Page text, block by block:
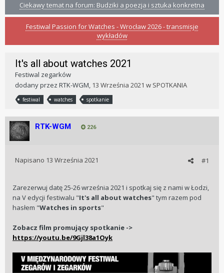
Ciekawy temat na forum: Budziki a poezja i sztuka konkretna
Festiwal Passion for Watches - Wrocław 2026 - transmisje
wykładów
It's all about watches 2021
Festiwal zegarków
dodany przez RTK-WGM, 13 Września 2021 w SPOTKANIA
festiwal watches spotkanie
RTK-WGM 226
#1
Napisano 13 Września 2021
Zarezerwuj datę 25-26 września 2021 i spotkaj się z nami w Łodzi,
na V edycji festiwalu "It's all about watches" tym razem pod
hasłem "Watches in sports"
Zobacz film promujący spotkanie ->
https://youtu.be/9Gjl38a1Oyk